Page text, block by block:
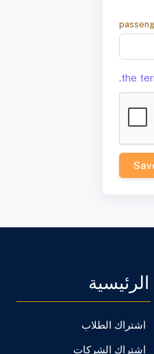
the
الرئيسية
اشتراك الطلاب
اشتراك الشركات